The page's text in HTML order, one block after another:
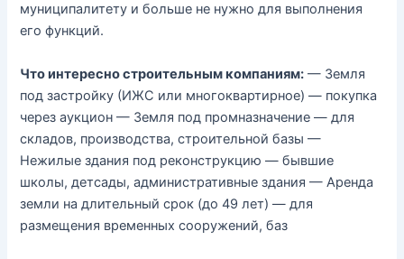
муниципалитету и больше не нужно для выполнения
его функций.
Что интересно строительным компаниям: — Земля
под застройку (ИЖС или многоквартирное) — покупка
через аукцион — Земля под промназначение — для
складов, производства, строительной базы —
Нежилые здания под реконструкцию — бывшие
школы, детсады, административные здания — Аренда
земли на длительный срок (до 49 лет) — для
размещения временных сооружений, баз